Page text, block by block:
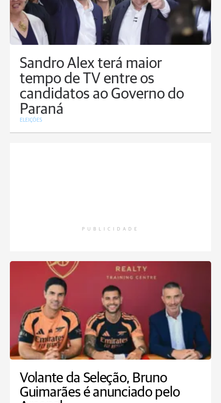
Sandro Alex terá maior
tempo de TV entre os
candidatos ao Governo do
Paraná
ELEIÇÕES
PUBLICIDADE
Volante da Seleção, Bruno
Guimarães é anunciado pelo